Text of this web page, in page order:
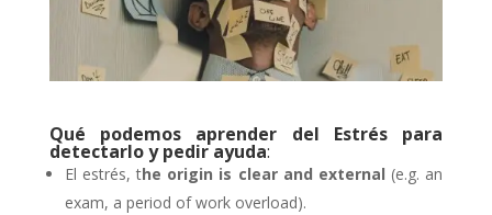
Qué podemos aprender del Estrés para
detectarlo y pedir ayuda:
El estrés, the origin is clear and external (e.g. an
exam, a period of work overload).